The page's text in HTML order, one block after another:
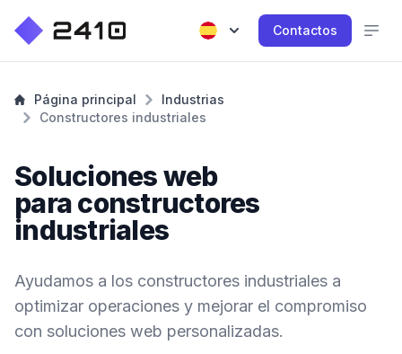
Contactos
Página principal
Industrias
Constructores industriales
Soluciones web
para constructores
industriales
Ayudamos a los constructores industriales a
optimizar operaciones y mejorar el compromiso
con soluciones web personalizadas.